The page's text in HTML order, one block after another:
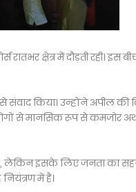
क्षेत्र में दौड़ती रही। इस बीच
संवाद किया। उन्होंने अपील की
से मानसिक रूप से कमजोर
इसके लिए जनता का
में है।